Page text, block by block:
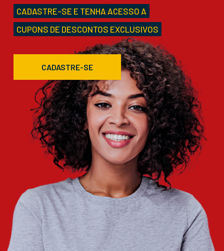
CADASTRE-SE E TENHA ACESSO A
CUPONS DE DESCONTOS EXCLUSIVOS
CADASTRE-SE